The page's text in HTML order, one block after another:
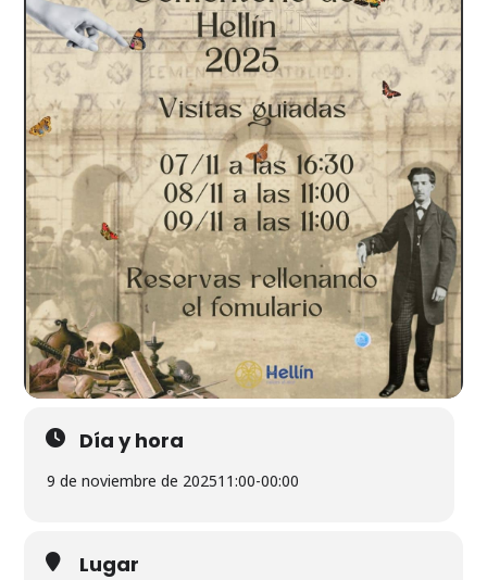
Día y hora
9 de noviembre de 202511:00-00:00
Lugar